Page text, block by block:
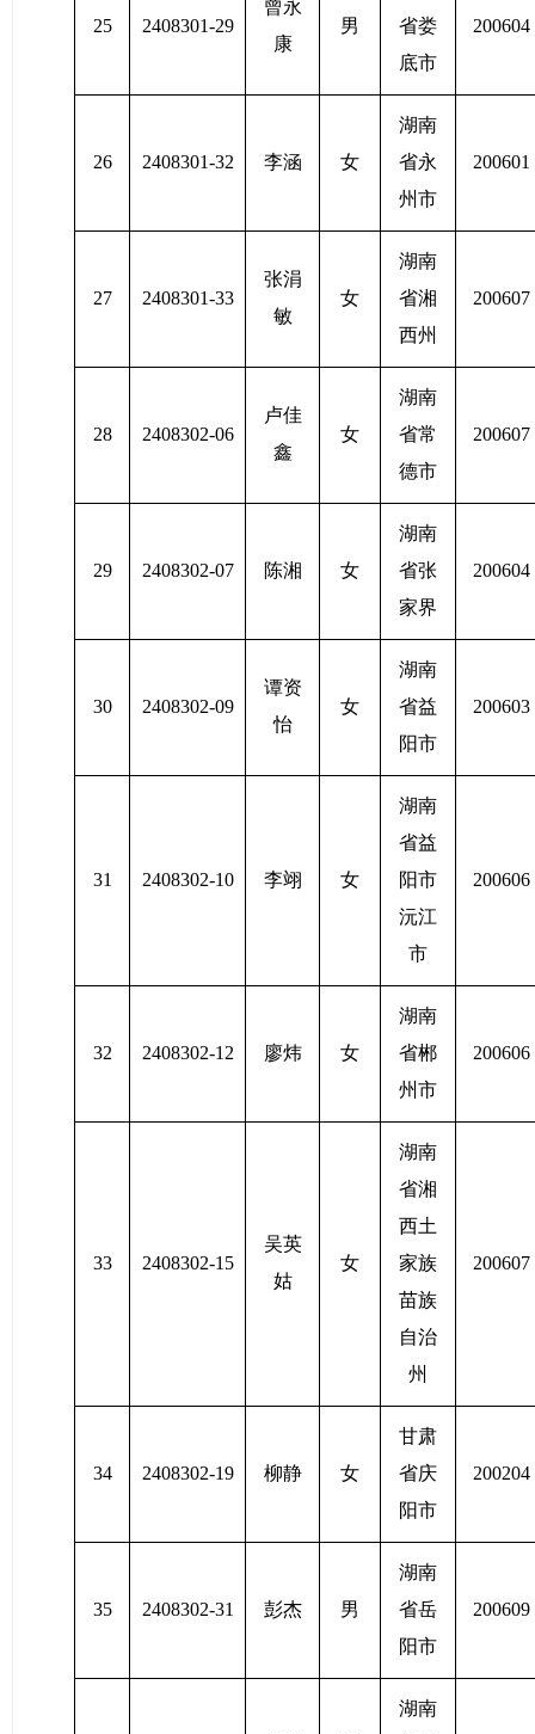
25 2408301-29
曾永
康
男
省娄
底市
200604
26 2408301-32 李涵 女
湖南
省永
州市
200601
27 2408301-33
张涓
敏
女
湖南
省湘
西州
200607
28 2408302-06
卢佳
鑫
女
湖南
省常
德市
200607
29 2408302-07 陈湘 女
湖南
省张
家界
200604
30 2408302-09
谭资
怡
女
湖南
省益
阳市
200603
31 2408302-10 李翊 女
湖南
省益
阳市
沅江
市
200606
32 2408302-12 廖炜 女
湖南
省郴
州市
200606
33 2408302-15
吴英
姑
女
湖南
省湘
西土
家族
苗族
自治
州
200607
34 2408302-19 柳静 女
甘肃
省庆
阳市
200204
35 2408302-31 彭杰 男
湖南
省岳
阳市
200609
湖南